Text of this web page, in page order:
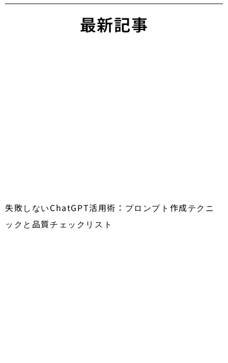
最新記事
失敗しないChatGPT活用術：プロンプト作成テクニ
ックと品質チェックリスト